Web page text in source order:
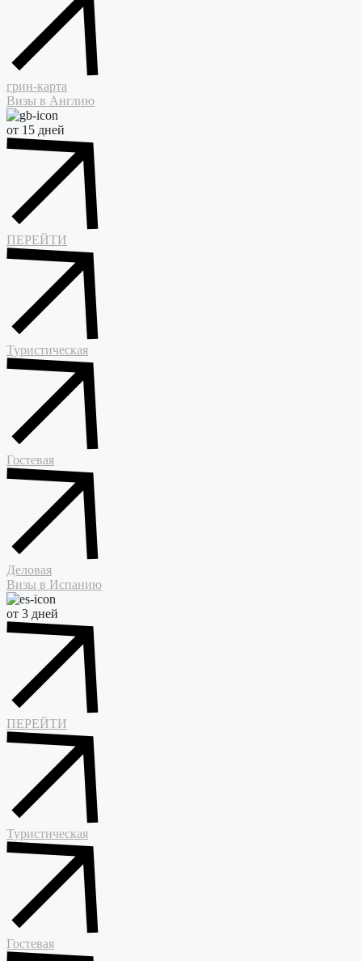
грин-карта
Визы в Англию
от 15 дней
ПЕРЕЙТИ
Туристическая
Гостевая
Деловая
Визы в Испанию
от 3 дней
ПЕРЕЙТИ
Туристическая
Гостевая